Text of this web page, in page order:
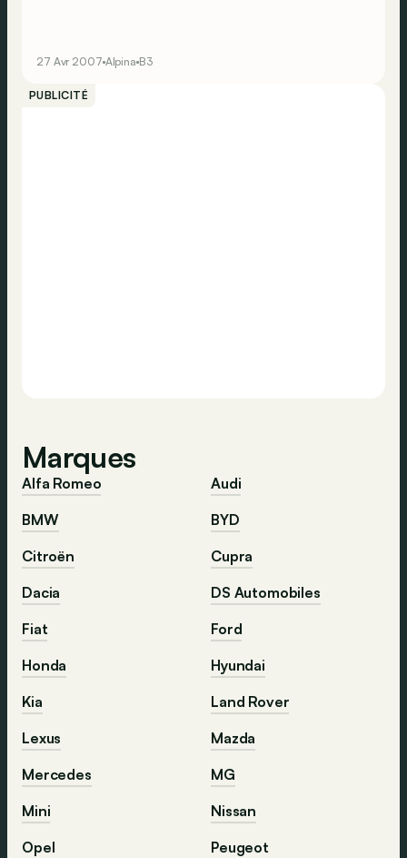
27 Avr 2007 Alpina B3
PUBLICITÉ
Marques
Alfa Romeo
Audi
BMW
BYD
Citroën
Cupra
Dacia
DS Automobiles
Fiat
Ford
Honda
Hyundai
Kia
Land Rover
Lexus
Mazda
Mercedes
MG
Mini
Nissan
Opel
Peugeot